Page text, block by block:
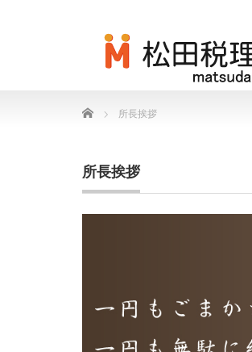
Home 所長挨拶
所長挨拶